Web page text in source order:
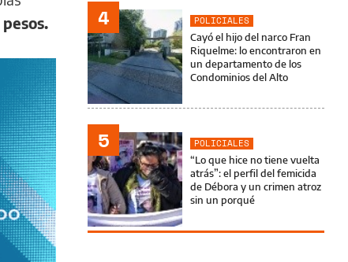
4
POLICIALES
Cayó el hijo del narco Fran
Riquelme: lo encontraron en
un departamento de los
Condominios del Alto
5
POLICIALES
“Lo que hice no tiene vuelta
atrás”: el perfil del femicida
de Débora y un crimen atroz
sin un porqué